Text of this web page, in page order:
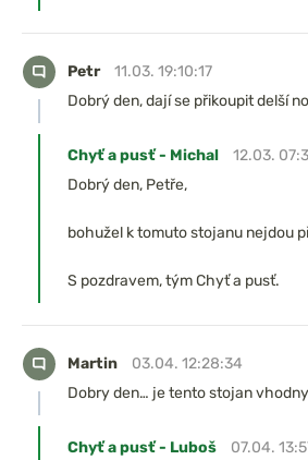
Petr
11.03. 19:10:17
Dobrý den, dají se přikoupit delší
Chyť a pusť - Michal
12.03.
Dobrý den, Petře,
bohužel k tomuto stojanu nejdou
S pozdravem, tým Chyť a pusť.
Martin
03.04. 12:28:34
Dobry den… je tento stojan
Chyť a pusť - Luboš
07.04.